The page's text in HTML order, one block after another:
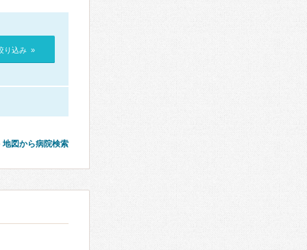
り込み »
地図から病院検索